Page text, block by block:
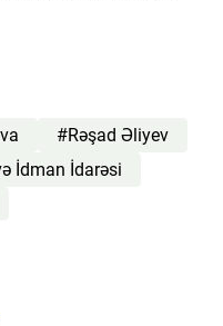
#Rəşad Əliyev
İdman İdarəsi